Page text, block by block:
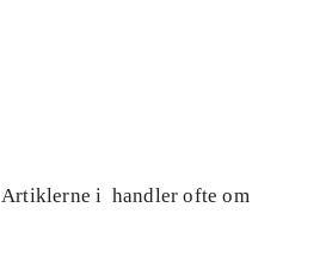
Artiklerne i handler ofte om